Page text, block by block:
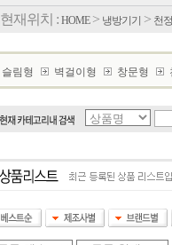
현재위치 : HOME > 냉방기기 > 천
슬림형 벽걸이형 창문형